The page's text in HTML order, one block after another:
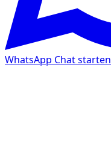
WhatsApp Chat starten